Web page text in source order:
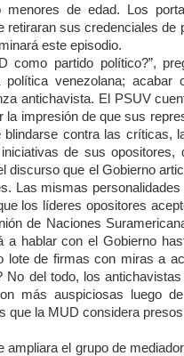
menores de edad. Los
retiraran sus credenciales de
este episodio.
partido político?”,
política venezolana;
antichavista. El PSUV
impresión de que sus
contra las críticas,
de sus opositores,
discurso que el Gobierno
Las mismas personalidades
los líderes opositores
de Naciones
a hablar con el Gobierno
lote de firmas con miras a
del todo, los
más auspiciosas luego
que la MUD considera
el grupo de